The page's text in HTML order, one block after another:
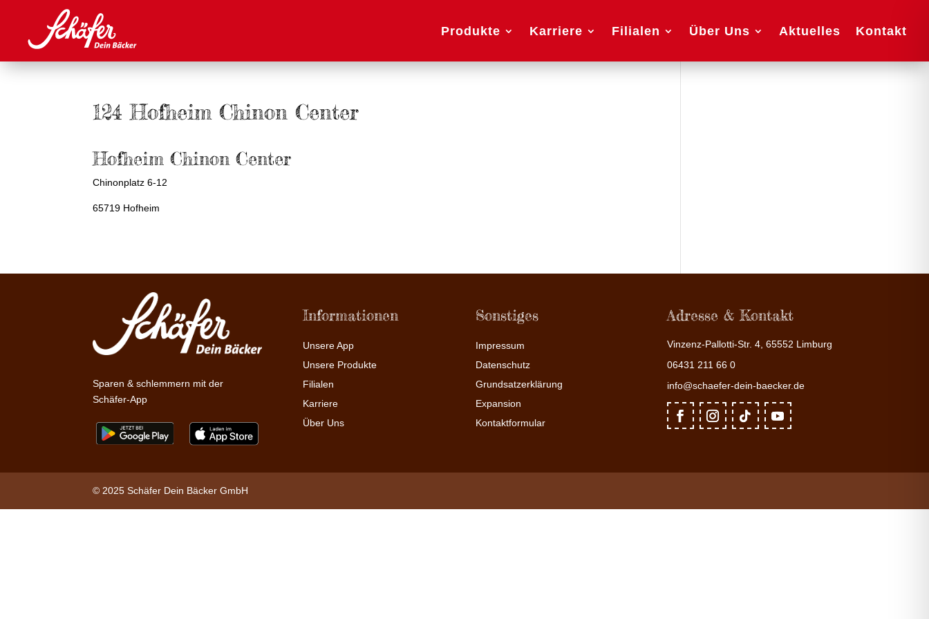
Produkte Karriere Filialen Über Uns Aktuelles Kontakt
124 Hofheim Chinon Center
Hofheim Chinon Center
Chinonplatz 6-12
65719 Hofheim
Sparen & schlemmern mit der
Schäfer-App
Informationen
Unsere App
Unsere Produkte
Filialen
Karriere
Über Uns
Sonstiges
Impressum
Datenschutz
Grundsatzerklärung
Expansion
Kontaktformular
Adresse & Kontakt
Vinzenz-Pallotti-Str. 4, 65552 Limburg
06431 211 66 0
info@schaefer-dein-baecker.de
© 2025 Schäfer Dein Bäcker GmbH